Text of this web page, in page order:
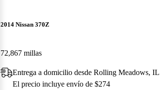
2014 Nissan 370Z
72,867 millas
Entrega a domicilio desde Rolling Meadows, IL
El precio incluye envío de $274